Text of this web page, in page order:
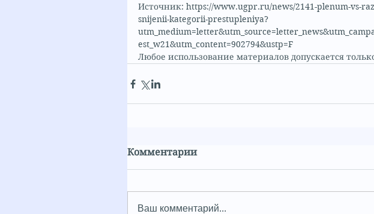
Источник: https://www.ugpr.ru/news/2141-plenum-vs-
snijenii-kategorii-prestupleniya?
est_w21&utm_content=902794&ustp=F
Любое использование материалов допускается
Комментарии
Ваш комментарий...